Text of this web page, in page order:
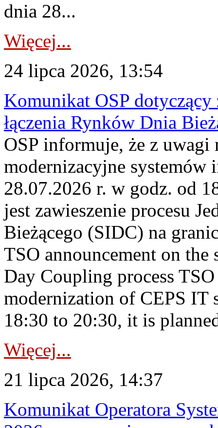
dnia 28...
Więcej...
24 lipca 2026, 13:54
Komunikat OSP dotyczący
łączenia Rynków Dnia
OSP informuje, że z uwagi
modernizacyjne
28.07.2026 r. w godz. od
jest zawieszenie procesu
Bieżącego (SIDC) na
TSO announcement on
Day Coupling process
modernization of CEPS IT
18:30 to 20:30, it is
Więcej...
21 lipca 2026, 14:37
Komunikat Operatora